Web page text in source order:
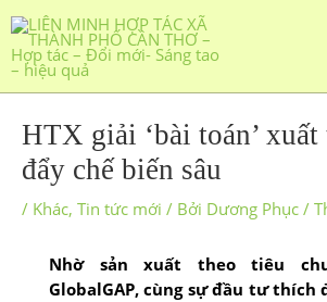
HTX giải ‘bài toán’
đẩy chế biến sâu
/ Khác, Tin tức mới / Bởi Dương Phục /
Nhờ sản xuất theo tiêu
GlobalGAP, cùng sự đầu tư thích